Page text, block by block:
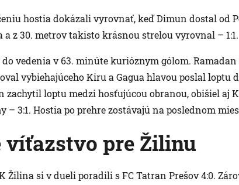
hostia dokázali vyrovnať, keď Dimun dostal od
a z 30. metrov takisto krásnou strelou vyrovnal – 1:1.
do vedenia v 63. minúte kurióznym gólom.
vybiehajúceho Kiru a Gagua hlavou poslal loptu
zachytil loptu medzi hosťujúcou obranou, obišiel aj
– 3:1. Hostia po prehre zostávajú na poslednom
víťazstvo pre Žilinu
Žilina si v dueli poradili s FC Tatran Prešov 4:0.